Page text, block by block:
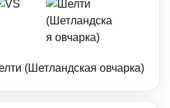
(Шетландская овчарка)